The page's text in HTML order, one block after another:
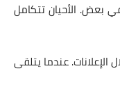
بعض. الأحيان تتكامل
عندما يتلقى